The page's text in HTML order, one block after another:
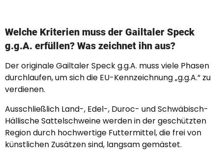
Welche Kriterien muss der Gailtaler Speck
g.g.A. erfüllen? Was zeichnet ihn aus?
Der originale Gailtaler Speck g.g.A. muss viele Phasen
durchlaufen, um sich die EU-Kennzeichnung „g.g.A.“ zu
verdienen.
Ausschließlich Land-, Edel-, Duroc- und Schwäbisch-
Hällische Sattelschweine werden in der geschützten
Region durch hochwertige Futtermittel, die frei von
künstlichen Zusätzen sind, langsam gemästet.